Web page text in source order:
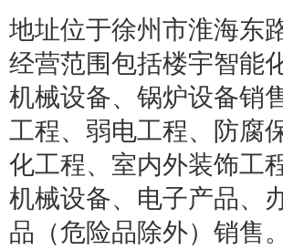
地址位于徐州市淮海东
经营范围包括楼宇智能
机械设备、锅炉设备销
工程、弱电工程、防腐
化工程、室内外装饰工
机械设备、电子产品、
品（危险品除外）销售